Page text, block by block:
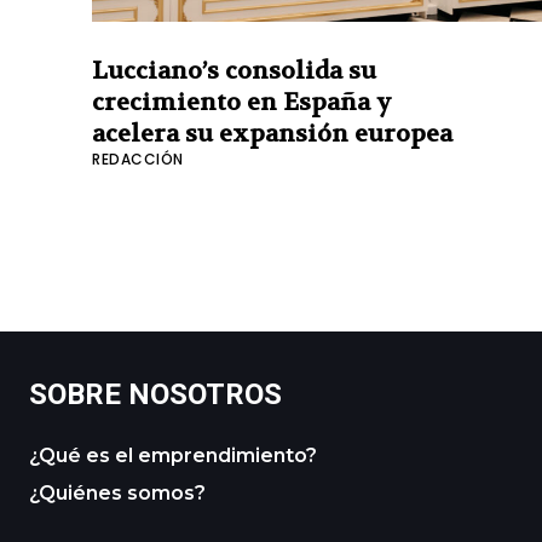
Lucciano’s consolida su
crecimiento en España y
acelera su expansión europea
REDACCIÓN
SOBRE NOSOTROS
¿Qué es el emprendimiento?
¿Quiénes somos?